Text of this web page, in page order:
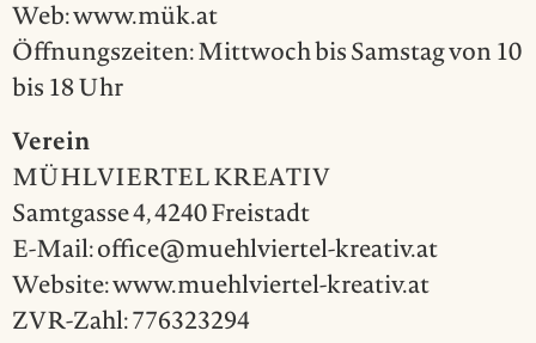
Web: www.mük.at
Öffnungszeiten: Mittwoch bis Samstag von 10
bis 18 Uhr
Verein
MÜHLVIERTEL KREATIV
Samtgasse 4, 4240 Freistadt
E-Mail: office@muehlviertel-kreativ.at
Website: www.muehlviertel-kreativ.at
ZVR-Zahl: 776323294